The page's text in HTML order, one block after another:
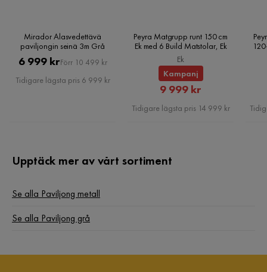
Mirador Alasvedettävä
paviljongin seinä 3m Grå
Pris
6 999 krOriginal
Pris
Förr 10 499 kr
Tidigare lägsta pris 6 999 kr
Peyra Matgrupp runt 150 cm
Ek med 6 Build Matstolar, Ek
Ek
Kampanj
Rabatterat
Pris
9 999 kr
Tidigare lägsta pris 14 999 kr
Upptäck mer av vårt sortiment
Se alla Paviljong metall
Se alla Paviljong grå